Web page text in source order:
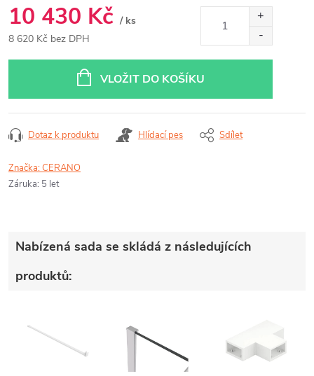
10 430 Kč / ks
8 620 Kč bez DPH
VLOŽIT DO KOŠÍKU
Dotaz k produktu Hlídací pes Sdílet
Značka:CERANO
Záruka: 5 let
Nabízená sada se skládá z následujících
produktů: